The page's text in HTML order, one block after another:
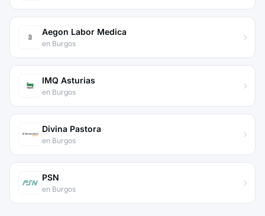
Aegon Labor Medica
en Burgos
IMQ Asturias
en Burgos
Divina Pastora
en Burgos
PSN
en Burgos